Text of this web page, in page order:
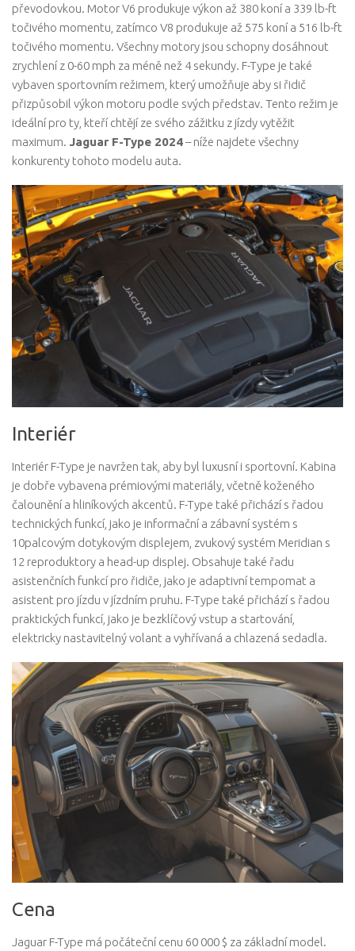
převodovkou. Motor V6 produkuje výkon až 380 koní a 339 lb-ft
točivého momentu, zatímco V8 produkuje až 575 koní a 516 lb-ft
točivého momentu. Všechny motory jsou schopny dosáhnout
zrychlení z 0-60 mph za méně než 4 sekundy. F-Type je také
vybaven sportovním režimem, který umožňuje aby si řidič
přizpůsobil výkon motoru podle svých představ. Tento režim je
ideální pro ty, kteří chtějí ze svého zážitku z jízdy vytěžit
maximum. Jaguar F-Type 2024– níže najdete všechny
konkurenty tohoto modelu auta.
Interiér
Interiér F-Type je navržen tak, aby byl luxusní i sportovní. Kabina
je dobře vybavena prémiovými materiály, včetně koženého
čalounění a hliníkových akcentů. F-Type také přichází s řadou
technických funkcí, jako je informační a zábavní systém s
10palcovým dotykovým displejem, zvukový systém Meridian s
12 reproduktory a head-up displej. Obsahuje také řadu
asistenčních funkcí pro řidiče, jako je adaptivní tempomat a
asistent pro jízdu v jízdním pruhu. F-Type také přichází s řadou
praktických funkcí, jako je bezklíčový vstup a startování,
elektricky nastavitelný volant a vyhřívaná a chlazená sedadla.
Cena
Jaguar F-Type má počáteční cenu 60 000 $ za základní model.